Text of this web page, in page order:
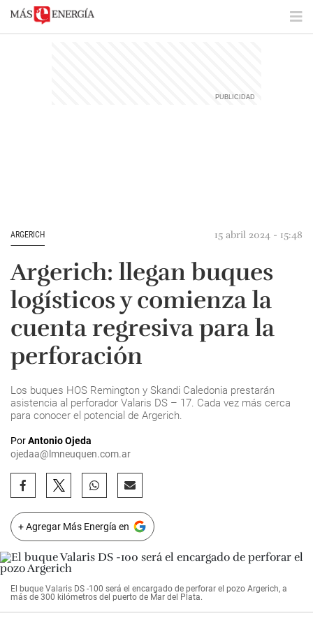
ARGERICH 15 abril 2024 - 15:48
Argerich: llegan buques
logísticos y comienza la
cuenta regresiva para la
perforación
Los buques HOS Remington y Skandi Caledonia prestarán
asistencia al perforador Valaris DS – 17. Cada vez más cerca
para conocer el potencial de Argerich.
PorAntonio Ojeda
ojedaa@lmneuquen.com.ar
+ Agregar Más Energía en
El buque Valaris DS -100 será el encargado de perforar el pozo Argerich, a
más de 300 kilómetros del puerto de Mar del Plata.